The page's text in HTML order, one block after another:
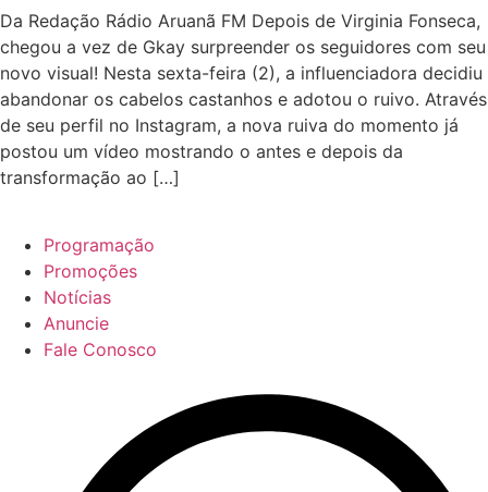
Da Redação Rádio Aruanã FM Depois de Virginia Fonseca,
chegou a vez de Gkay surpreender os seguidores com seu
novo visual! Nesta sexta-feira (2), a influenciadora decidiu
abandonar os cabelos castanhos e adotou o ruivo. Através
de seu perfil no Instagram, a nova ruiva do momento já
postou um vídeo mostrando o antes e depois da
transformação ao […]
Programação
Promoções
Notícias
Anuncie
Fale Conosco